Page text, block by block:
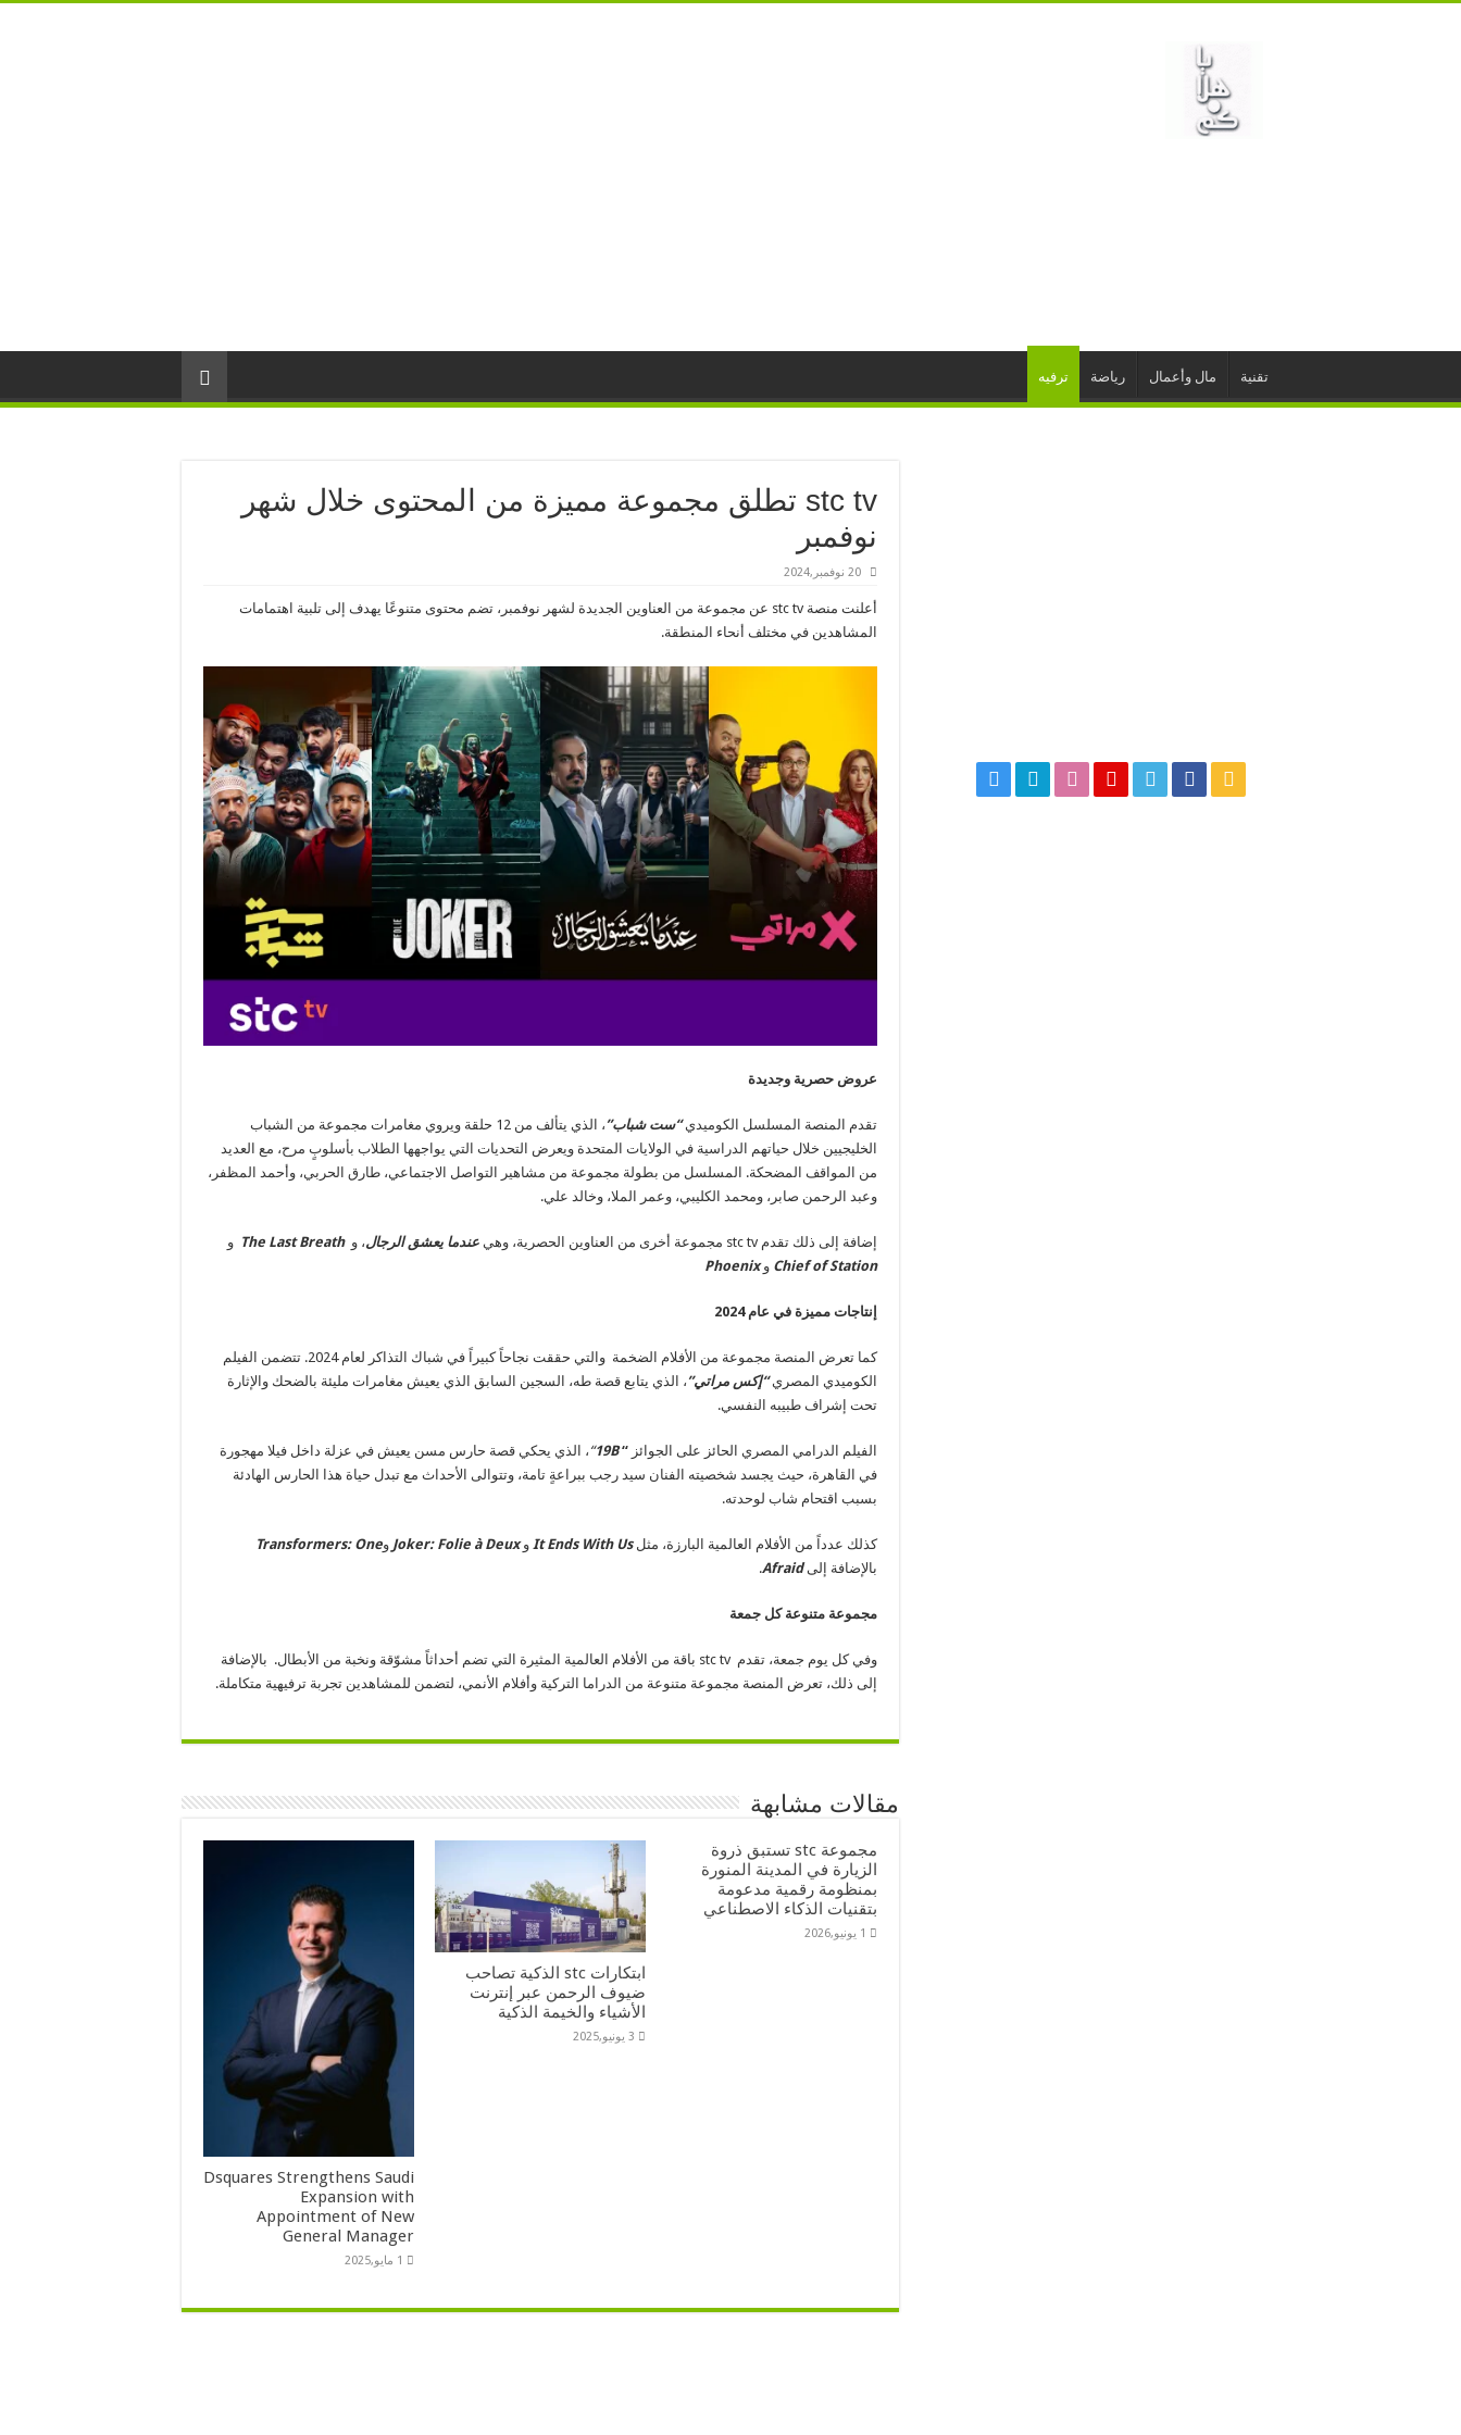
تقنية مال وأعمال رياضة ترفيه
stc tv تطلق مجموعة مميزة من المحتوى خلال شهر
نوفمبر
20 نوفمبر,2024
أعلنت منصة stc tv عن مجموعة من العناوين الجديدة لشهر نوفمبر، تضم محتوى متنوعًا يهدف إلى تلبية اهتمامات
المشاهدين في مختلف أنحاء المنطقة.
عروض حصرية وجديدة
تقدم المنصة المسلسل الكوميدي“ست شباب”
، الذي يتألف من 12 حلقة ويروي مغامرات مجموعة من الشباب
الخليجيين خلال حياتهم الدراسية في الولايات المتحدة ويعرض التحديات التي يواجهها الطلاب بأسلوبٍ مرح، مع العديد
من المواقف المضحكة. المسلسل من بطولة مجموعة من مشاهير التواصل الاجتماعي، طارق الحربي، وأحمد المظفر،
وعبد الرحمن صابر، ومحمد الكليبي، وعمر الملا، وخالد علي.
إضافة إلى ذلك تقدم stc tv مجموعة أخرى من العناوين الحصرية، وهي عندما يعشق الرجال، و The Last Breath
و
Chief of Station وPhoenix
إنتاجات مميزة في عام 2024
كما تعرض المنصة مجموعة من الأفلام الضخمة والتي حققت نجاحاً كبيراً في شباك التذاكر لعام 2024. تتضمن الفيلم
الكوميدي المصري“إكس مراتي”، الذي يتابع قصة طه، السجين السابق الذي يعيش مغامرات مليئة بالضحك والإثارة
تحت إشراف طبيبه النفسي.
الفيلم الدرامي المصري الحائز على الجوائز “
19B
“، الذي يحكي قصة حارس مسن يعيش في عزلة داخل فيلا مهجورة
في القاهرة، حيث يجسد شخصيته الفنان سيد رجب ببراعةٍ تامة، وتتوالى الأحداث مع تبدل حياة هذا الحارس الهادئة
بسبب اقتحام شاب لوحدته.
كذلك عدداً من الأفلام العالمية البارزة، مثلIt Ends With Us وJoker: Folie à Deux وTransformers: One
بالإضافة إلىAfraid
.
مجموعة متنوعة كل جمعة
وفي كل يوم جمعة، تقدم stc tv باقة من الأفلام العالمية المثيرة التي تضم أحداثاً مشوّقة ونخبة من الأبطال. بالإضافة
إلى ذلك، تعرض المنصة مجموعة متنوعة من الدراما التركية وأفلام الأنمي، لتضمن للمشاهدين تجربة ترفيهية متكاملة.
مقالات مشابهة
مجموعة stc تستبق ذروة
الزيارة في المدينة المنورة
بمنظومة رقمية مدعومة
بتقنيات الذكاء الاصطناعي
1 يونيو,2026
ابتكارات stc الذكية تصاحب
ضيوف الرحمن عبر إنترنت
الأشياء والخيمة الذكية
3 يونيو,2025
Dsquares Strengthens Saudi
Expansion with
Appointment of New
General Manager
1 مايو,2025